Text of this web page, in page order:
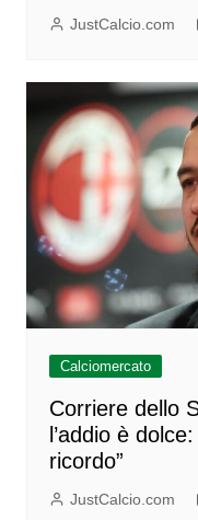
JustCalcio.com
Calciomercato
Corriere dello
l’addio è
ricordo”
JustCalcio.com